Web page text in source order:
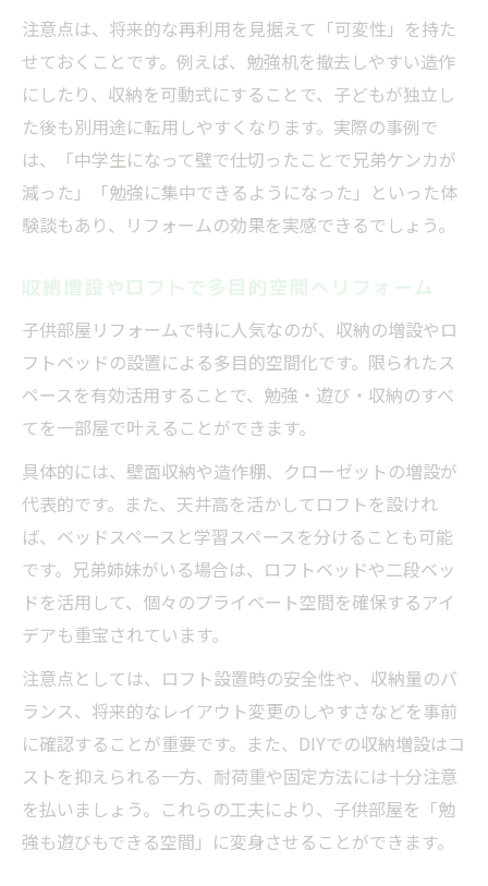
注意点は、将来的な再利用を見据えて「可変性」を持た
せておくことです。例えば、勉強机を撤去しやすい造作
にしたり、収納を可動式にすることで、子どもが独立し
た後も別用途に転用しやすくなります。実際の事例で
は、「中学生になって壁で仕切ったことで兄弟ケンカが
減った」「勉強に集中できるようになった」といった体
験談もあり、リフォームの効果を実感できるでしょう。
収納増設やロフトで多目的空間へリフォーム
子供部屋リフォームで特に人気なのが、収納の増設やロ
フトベッドの設置による多目的空間化です。限られたス
ペースを有効活用することで、勉強・遊び・収納のすべ
てを一部屋で叶えることができます。
具体的には、壁面収納や造作棚、クローゼットの増設が
代表的です。また、天井高を活かしてロフトを設けれ
ば、ベッドスペースと学習スペースを分けることも可能
です。兄弟姉妹がいる場合は、ロフトベッドや二段ベッ
ドを活用して、個々のプライベート空間を確保するアイ
デアも重宝されています。
注意点としては、ロフト設置時の安全性や、収納量のバ
ランス、将来的なレイアウト変更のしやすさなどを事前
に確認することが重要です。また、DIYでの収納増設はコ
ストを抑えられる一方、耐荷重や固定方法には十分注意
を払いましょう。これらの工夫により、子供部屋を「勉
強も遊びもできる空間」に変身させることができます。